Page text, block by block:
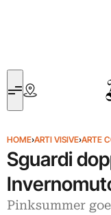
HOME›ARTI VISIVE›ARTE
Sguardi
Pinksummer